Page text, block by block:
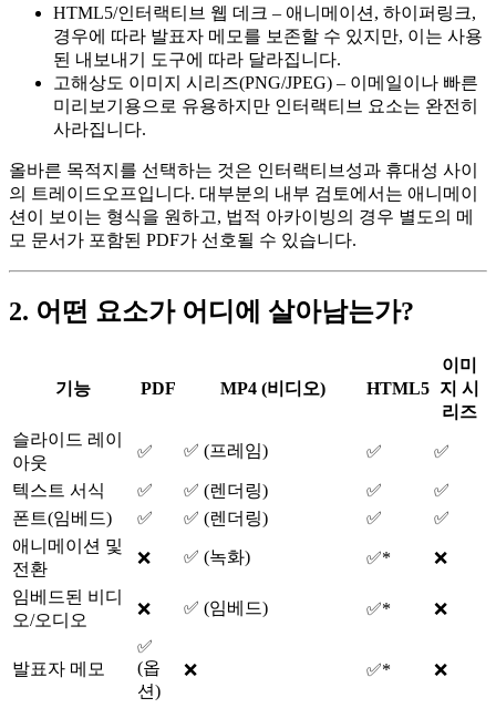
HTML5/인터랙티브 웹 데크 – 애니메이션, 하이퍼링크,
경우에 따라 발표자 메모를 보존할 수 있지만, 이는 사용
된 내보내기 도구에 따라 달라집니다.
고해상도 이미지 시리즈(PNG/JPEG) – 이메일이나 빠른
미리보기용으로 유용하지만 인터랙티브 요소는 완전히
사라집니다.
올바른 목적지를 선택하는 것은 인터랙티브성과 휴대성 사이
의 트레이드오프입니다. 대부분의 내부 검토에서는 애니메이
션이 보이는 형식을 원하고, 법적 아카이빙의 경우 별도의 메
모 문서가 포함된 PDF가 선호될 수 있습니다.
2. 어떤 요소가 어디에 살아남는가?
기능 PDF MP4 (비디오) HTML5
이미
지 시
리즈
슬라이드 레이
아웃
✅ ✅ (프레임) ✅ ✅
텍스트 서식 ✅ ✅ (렌더링) ✅
✅
폰트(임베드)
✅ ✅ (렌더링) ✅
✅
애니메이션 및
전환
❌ ✅ (녹화) ✅* ❌
임베드된 비디
오/오디오
❌ ✅ (임베드) ✅* ❌
발표자 메모
✅
(옵
션)
❌ ✅* ❌